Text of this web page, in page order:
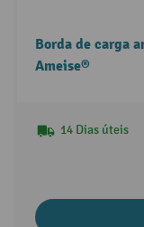
Borda de carga
Ameise®
14 Dias úteis